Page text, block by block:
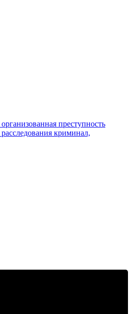
организованная преступность
расследования криминал,